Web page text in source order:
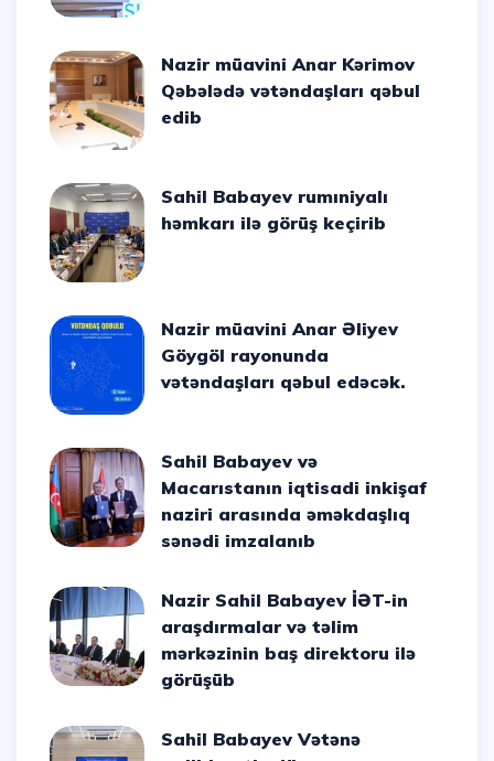
Nazir müavini Anar Kərimov
Qəbələdə vətəndaşları qəbul
edib
Sahil Babayev rumıniyalı
həmkarı ilə görüş keçirib
Nazir müavini Anar Əliyev
Göygöl rayonunda
vətəndaşları qəbul edəcək.
Sahil Babayev və
Macarıstanın iqtisadi inkişaf
naziri arasında əməkdaşlıq
sənədi imzalanıb
Nazir Sahil Babayev İƏT-in
araşdırmalar və təlim
mərkəzinin baş direktoru ilə
görüşüb
Sahil Babayev Vətənə